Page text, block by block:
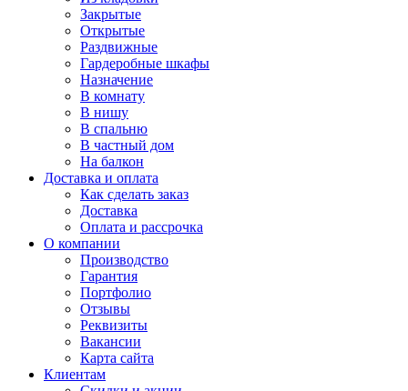
Закрытые
Открытые
Раздвижные
Гардеробные шкафы
Назначение
В комнату
В нишу
В спальню
В частный дом
На балкон
Доставка и оплата
Как сделать заказ
Доставка
Оплата и рассрочка
О компании
Производство
Гарантия
Портфолио
Отзывы
Реквизиты
Вакансии
Карта сайта
Клиентам